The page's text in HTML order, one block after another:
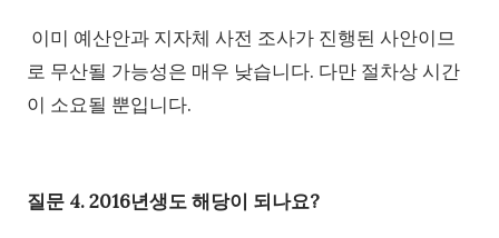
이미 예산안과 지자체 사전 조사가 진행된 사안이므
로 무산될 가능성은 매우 낮습니다. 다만 절차상 시간
이 소요될 뿐입니다.
질문 4. 2016년생도 해당이 되나요?